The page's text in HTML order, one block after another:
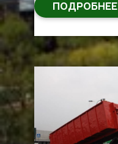
ПОДРОБНЕЕ